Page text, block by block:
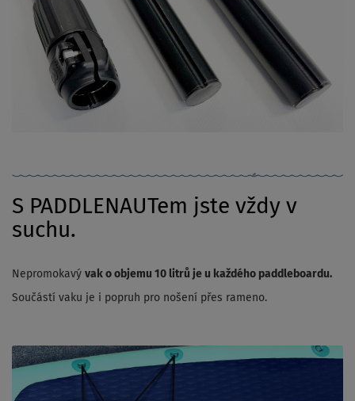
S PADDLENAUTem jste vždy v
suchu.
Nepromokavý vak o objemu 10 litrů je u každého paddleboardu.
Součástí vaku je i popruh pro nošení přes rameno.